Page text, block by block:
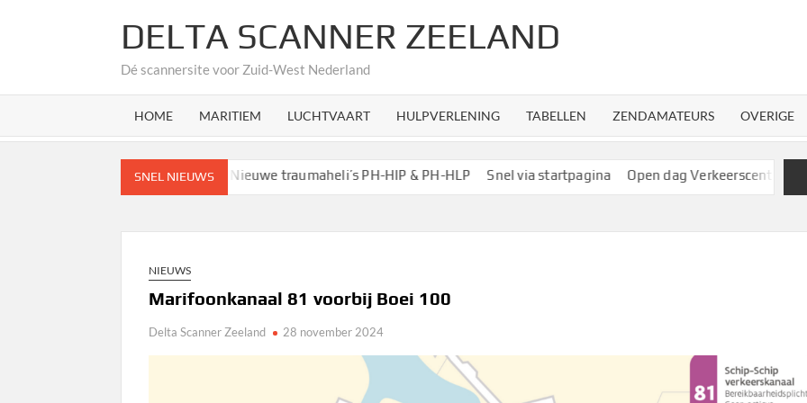
DELTA SCANNER ZEELAND
Dé scannersite voor Zuid-West Nederland
HOME MARITIEM LUCHTVAART HULPVERLENING TABELLEN ZENDAMATEURS OVERIGE
SNEL NIEUWS
Helikopters volgen Nieuwe traumaheli’s PH-HIP & PH-HLP Snel via startpagina Open dag Verkeerscentrale
NIEUWS
Marifoonkanaal 81 voorbij Boei 100
Delta Scanner Zeeland 28 november 2024